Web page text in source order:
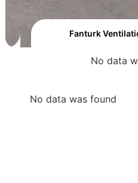
Fanturk
No data
No data was found